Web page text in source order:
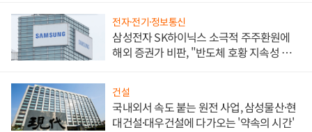
전자·전기·정보통신
삼성전자 SK하이닉스 소극적 주주환원에
해외 증권가 비판, "반도체 호황 지속성 의
건설
국내외서 속도 붙는 원전 사업, 삼성물산·현
대건설·대우건설에 다가오는 '약속의 시간'